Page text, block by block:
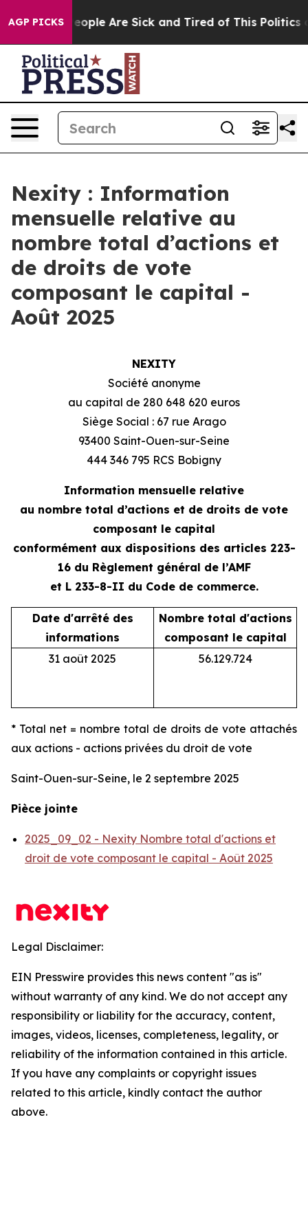
AGP PICKS
Win: “People Are Sick and Tired of This Politics of
Nexity : Information
mensuelle relative au
nombre total d’actions et
de droits de vote
composant le capital -
Août 2025
NEXITY
Société anonyme
au capital de 280 648 620 euros
Siège Social : 67 rue Arago
93400 Saint-Ouen-sur-Seine
444 346 795 RCS Bobigny
Information mensuelle relative
au nombre total d’actions et de droits de vote
composant le capital
conformément aux dispositions des articles 223-
16 du Règlement général de l’AMF
et L 233-8-II du Code de commerce.
Date d'arrêté des
informations
Nombre total d'actions
composant le capital
31 août 2025 56.129.724
* Total net = nombre total de droits de vote attachés
aux actions - actions privées du droit de vote
Saint-Ouen-sur-Seine, le 2 septembre 2025
Pièce jointe
2025_09_02 - Nexity Nombre total d'actions et
droit de vote composant le capital - Août 2025
Legal Disclaimer:
EIN Presswire provides this news content "as is"
without warranty of any kind. We do not accept any
responsibility or liability for the accuracy, content,
images, videos, licenses, completeness, legality, or
reliability of the information contained in this article.
If you have any complaints or copyright issues
related to this article, kindly contact the author
above.